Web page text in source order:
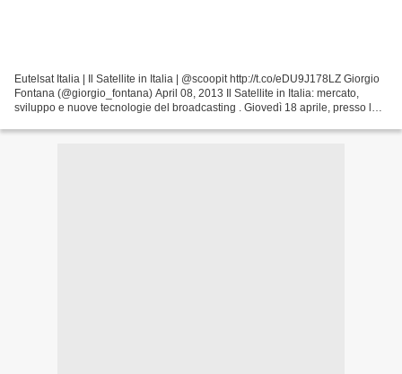
Eutelsat Italia | Il Satellite in Italia | @scoopit http://t.co/eDU9J178LZ Giorgio
Fontana (@giorgio_fontana) April 08, 2013 Il Satellite in Italia: mercato,
sviluppo e nuove tecnologie del broadcasting . Giovedì 18 aprile, presso la